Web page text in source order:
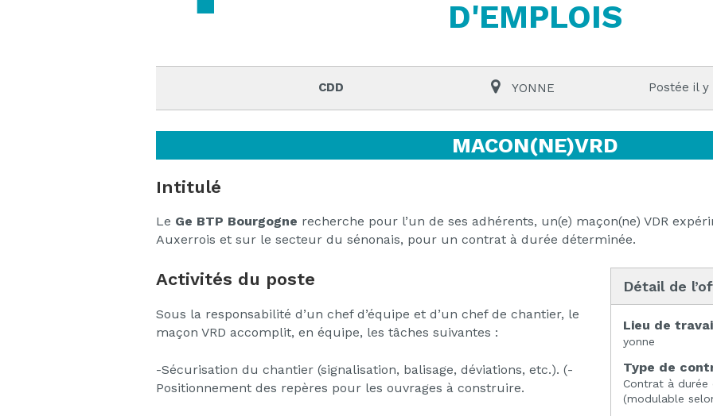
D'EMPLOIS
CDD YONNE Postée il y
MACON(NE)VRD
Intitulé
Le Ge BTP Bourgogne recherche pour l’un de ses adhérents, un(e) maçon(ne) VDR
Auxerrois et sur le secteur du sénonais, pour un contrat à durée déterminée.
Activités du poste
Sous la responsabilité d’un chef d’équipe et d’un chef de chantier, le
maçon VRD accomplit, en équipe, les tâches suivantes :
-Sécurisation du chantier (signalisation, balisage, déviations, etc.). (-
Positionnement des repères pour les ouvrages à construire.
Détail de
Lieu de
yonne
Type de
Contrat à durée
(modulable